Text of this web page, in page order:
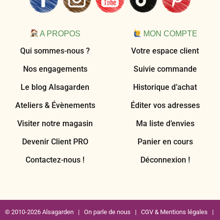
A PROPOS
Qui sommes-nous ?
Nos engagements
Le blog Alsagarden
Ateliers & Évènements
Visiter notre magasin
Devenir Client PRO
Contactez-nous !
MON COMPTE
Votre espace client
Suivie commande
Historique d’achat
Éditer vos adresses
Ma liste d’envies
Panier en cours
Déconnexion !
© 2010-2026 Alsagarden | On parle de nous | CGV & Mentions légales |